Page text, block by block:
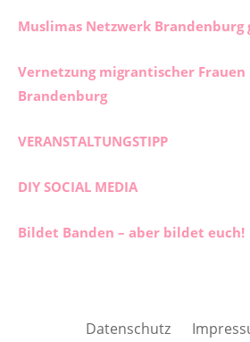
Muslimas Netzwerk Brandenburg
Vernetzung migrantischer
Brandenburg
VERANSTALTUNGSTIPP
DIY SOCIAL MEDIA
Bildet Banden – aber bildet euch!
Datenschutz